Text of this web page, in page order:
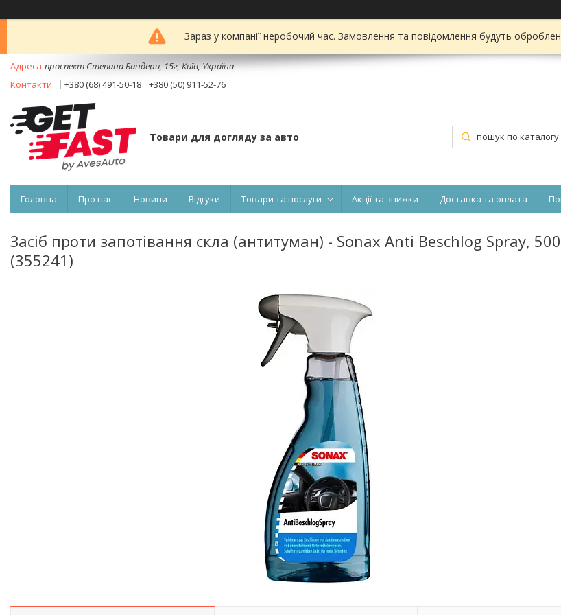
Зараз у компанії неробочий час. Замовлення та повідомлення будуть
проспект Степана Бандери, 15г, Київ, Україна
+380 (68) 491-50-18
+380 (50) 911-52-76
Товари для догляду за авто
Головна Про нас Новини Відгуки Товари та послуги Акції та знижки Доставка та оплата
Засіб проти запотівання скла (антитуман) - Sonax Anti Beschlog Spray,
(355241)